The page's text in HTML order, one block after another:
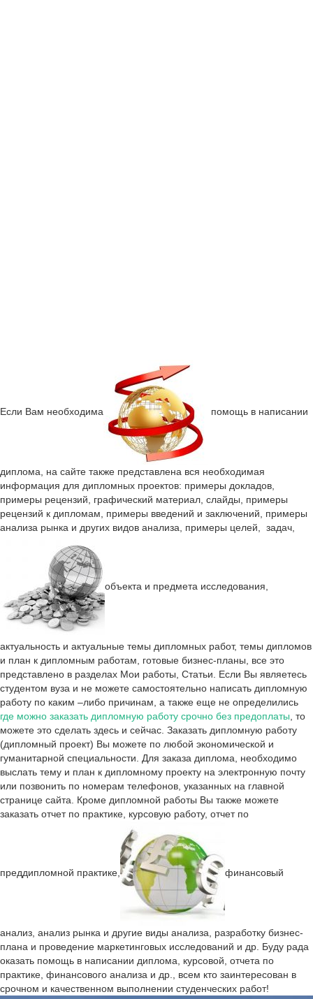
Если Вам необходима помощь в написании
диплома, на сайте также представлена вся необходимая
информация для дипломных проектов: примеры докладов,
примеры рецензий, графический материал, слайды, примеры
рецензий к дипломам, примеры введений и заключений, примеры
анализа рынка и других видов анализа, примеры целей, задач,
объекта и предмета исследования,
актуальность и актуальные темы дипломных работ, темы дипломов
и план к дипломным работам, готовые бизнес-планы, все это
представлено в разделах Мои работы, Статьи. Если Вы являетесь
студентом вуза и не можете самостоятельно написать дипломную
работу по каким –либо причинам, а также еще не определились
где можно заказать дипломную работу срочно без предоплаты , то
можете это сделать здесь и сейчас. Заказать дипломную работу
(дипломный проект) Вы можете по любой экономической и
гуманитарной специальности. Для заказа диплома, необходимо
выслать тему и план к дипломному проекту на электронную почту
или позвонить по номерам телефонов, указанных на главной
странице сайта. Кроме дипломной работы Вы также можете
заказать отчет по практике, курсовую работу, отчет по
преддипломной практике, финансовый
анализ, анализ рынка и другие виды анализа, разработку бизнес-
плана и проведение маркетинговых исследований и др. Буду рада
оказать помощь в написании диплома, курсовой, отчета по
практике, финансового анализа и др., всем кто заинтересован в
срочном и качественном выполнении студенческих работ!